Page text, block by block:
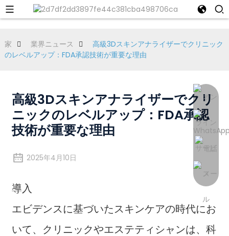
家 業界ニュース
高級3Dスキンアナライザーでクリニック
のレベルアップ：FDA承認技術が重要な理由
高級3Dスキンアナライザーでクリ
ニックのレベルアップ：FDA承認
技術が重要な理由
2025年4月10日
導入
エビデンスに基づいたスキンケアの時代にお
いて、クリニックやエステティシャンは、科